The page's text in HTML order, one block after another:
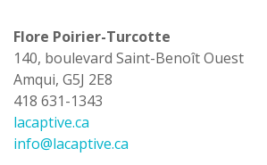
Flore Poirier-Turcotte
140, boulevard Saint-Benoît Ouest
Amqui, G5J 2E8
418 631-1343
lacaptive.ca
info@lacaptive.ca